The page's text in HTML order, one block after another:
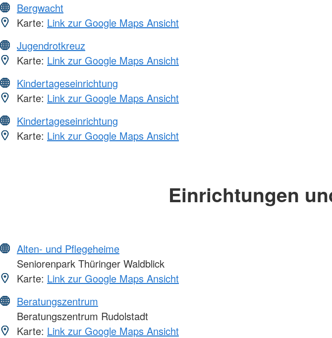
Bergwacht
Karte: Link zur Google Maps Ansicht
Jugendrotkreuz
Karte: Link zur Google Maps Ansicht
Kindertageseinrichtung
Karte: Link zur Google Maps Ansicht
Kindertageseinrichtung
Karte: Link zur Google Maps Ansicht
Einrichtungen
Alten- und Pflegeheime
Seniorenpark Thüringer Waldblick
Karte: Link zur Google Maps Ansicht
Beratungszentrum
Beratungszentrum Rudolstadt
Karte: Link zur Google Maps Ansicht